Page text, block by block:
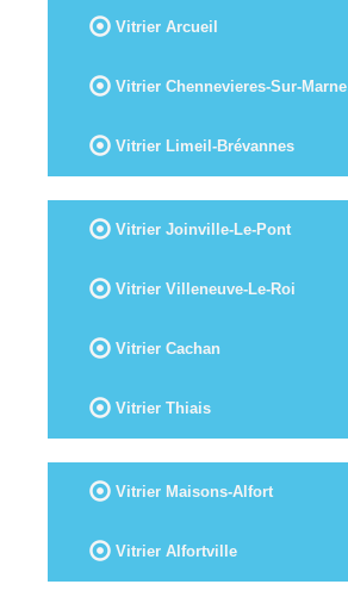
Vitrier Arcueil
Vitrier Chennevieres-Sur-Marne
Vitrier Limeil-Brévannes
Vitrier Joinville-Le-Pont
Vitrier Villeneuve-Le-Roi
Vitrier Cachan
Vitrier Thiais
Vitrier Maisons-Alfort
Vitrier Alfortville